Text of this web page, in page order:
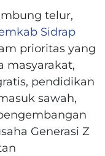
telur,
Sidrap
prioritas yang
masyarakat,
pendidikan
sawah,
Generasi Z